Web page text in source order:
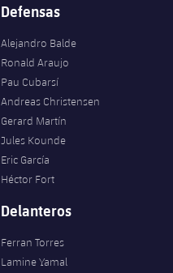
Defensas
Alejandro Balde
Ronald Araujo
Pau Cubarsí
Andreas Christensen
Gerard Martín
Jules Kounde
Eric García
Héctor Fort
Delanteros
Ferran Torres
Lamine Yamal